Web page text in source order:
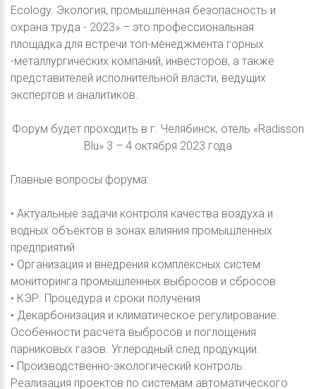
Ecology. Экология, промышленная безопасность и
охрана труда - 2023» – это профессиональная
площадка для встречи топ-менеджмента горных
-металлургических компаний, инвесторов, а также
представителей исполнительной власти, ведущих
экспертов и аналитиков.
Форум будет проходить в г. Челябинск, отель «Radisson
Blu» 3 – 4 октября 2023 года
Главные вопросы форума:
• Актуальные задачи контроля качества воздуха и
водных объектов в зонах влияния промышленных
предприятий
• Организация и внедрения комплексных систем
мониторинга промышленных выбросов и сбросов
• КЭР. Процедура и сроки получения
• Декарбонизация и климатическое регулирование.
Особенности расчета выбросов и поглощения
парниковых газов. Углеродный след продукции.
• Производственно-экологический контроль.
Реализация проектов по системам автоматического